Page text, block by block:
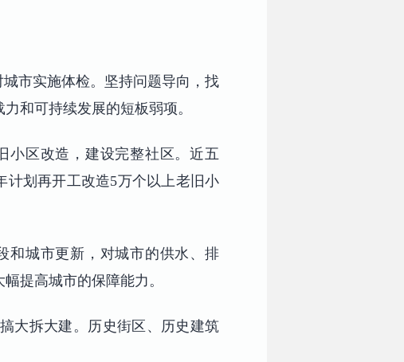
市实施体检。坚持问题导向，找
和可持续发展的短板弱项。
小区改造，建设完整社区。近五
计划再开工改造5万个以上老旧小
和城市更新，对城市的供水、排
提高城市的保障能力。
大拆大建。历史街区、历史建筑